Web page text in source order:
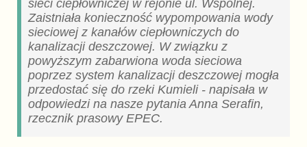
sieci ciepłowniczej w rejonie ul. Wspólnej.
Zaistniała konieczność wypompowania wody
sieciowej z kanałów ciepłowniczych do
kanalizacji deszczowej. W związku z
powyższym zabarwiona woda sieciowa
poprzez system kanalizacji deszczowej mogła
przedostać się do rzeki Kumieli - napisała w
odpowiedzi na nasze pytania Anna Serafin,
rzecznik prasowy EPEC.